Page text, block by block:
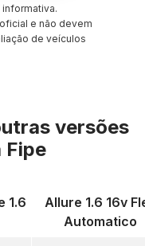
e não devem
de veículos
versões
Fipe
1.6
Allure 1.6 16v
Automatico